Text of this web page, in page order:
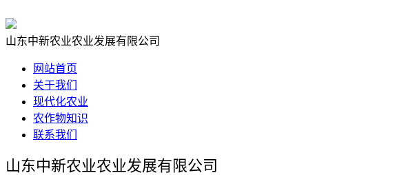
山东中新农业农业发展有限公司
网站首页
关于我们
现代化农业
农作物知识
联系我们
山东中新农业农业发展有限公司